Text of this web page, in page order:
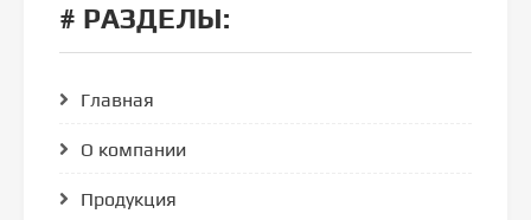
# РАЗДЕЛЫ:
Главная
О компании
Продукция